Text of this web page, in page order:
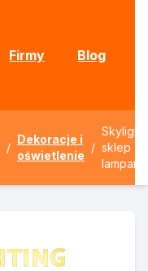
Firmy Blog
/
Dekoracje i
oświetlenie
/ sklep z
lampami